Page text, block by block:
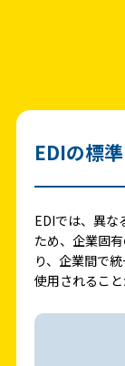
EDIの標
EDIでは、異な
ため、企業固
り、企業間で
使用されること